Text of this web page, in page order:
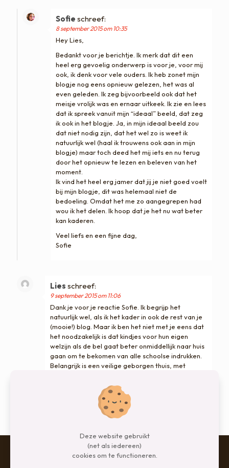
Sofie schreef:
8 september 2015 om 10:35
Hey Lies,
Bedankt voor je berichtje. Ik merk dat dit een
heel erg gevoelig onderwerp is voor je, voor mij
ook, ik denk voor vele ouders. Ik heb zonet mijn
blogje nog eens opnieuw gelezen, het was al
even geleden. Ik zeg bijvoorbeeld ook dat het
meisje vrolijk was en ernaar uitkeek. Ik zie en lees
dat ik spreek vanuit mijn “ideaal” beeld, dat zeg
ik ook in het blogje. Ja, in mijn ideaal beeld zou
dat niet nodig zijn, dat het wel zo is weet ik
natuurlijk wel (haal ik trouwens ook aan in mijn
blogje) maar toch deed het mij iets en nu terug
door het opnieuw te lezen en beleven van het
moment.
Ik vind het heel erg jamer dat jij je niet goed voelt
bij mijn blogje, dit was helemaal niet de
bedoeling. Omdat het me zo aangegrepen had
wou ik het delen. Ik hoop dat je het nu wat beter
kan kaderen.
Veel liefs en een fijne dag,
Sofie
Lies schreef:
9 september 2015 om 11:06
Dank je voor je reactie Sofie. Ik begrijp het
natuurlijk wel, als ik het kader in ook de rest van je
(mooie!) blog. Maar ik ben het niet met je eens dat
het noodzakelijk is dat kindjes voor hun eigen
welzijn als de bel gaat beter onmiddellijk naar huis
gaan om te bekomen van alle schoolse indrukken.
Belangrijk is een veilige geborgen thuis, met
Of dat dan om half vier, of om half zes is, lijkt mij
weinig relevant…
fijne dag ook voor jou! Lies
Deze website gebruikt
(net als iedereen)
cookies om te functioneren.